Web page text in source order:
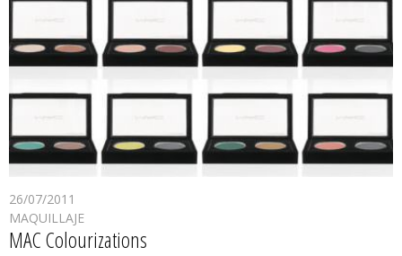
26/07/2011
MAQUILLAJE
MAC Colourizations